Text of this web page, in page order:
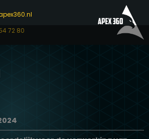
72 80